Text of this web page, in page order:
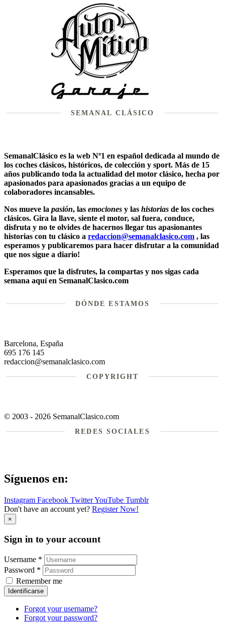
SEMANAL CLÁSICO
SemanalClásico es la web Nº1 en español dedicada al mundo de
los coches clásicos, históricos, de colección y sport. Más de 15
años publicando toda la actualidad del motor clásico, hecha por
apasionados para apasionados gracias a un equipo de
colaboradores incansables.
Nos mueve la pasión, las emociones y las historias de los coches
clásicos. Gira la llave, siente el motor, sal fuera, conduce,
disfruta y no te olvides de hacernos llegar tus apasionantes
historias con tu clásico a redaccion@semanalclasico.com , las
esperamos y publicaremos para hacer disfrutar a la comunidad
que nos sigue a diario!
Esperamos que la disfrutes, la compartas y nos sigas cada
semana aquí en SemanalClasico.com
DÓNDE ESTAMOS
Barcelona, España
695 176 145
redaccion@semanalclasico.com
COPYRIGHT
© 2003 - 2026 SemanalClasico.com
REDES SOCIALES
Síguenos en:
Instagram Facebook TwitterYouTube Tumblr
Don't have an account yet? Register Now!
×
Sign in to your account
Username *
Password *
Remember me
Identificarse
Forgot your username?
Forgot your password?